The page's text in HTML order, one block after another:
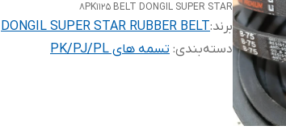
8PK1125 BELT DONGIL SUPER STAR
برند:DONGIL SUPER STAR RUBBER BELT
دسته‌بندی: تسمه های PK/PJ/PL